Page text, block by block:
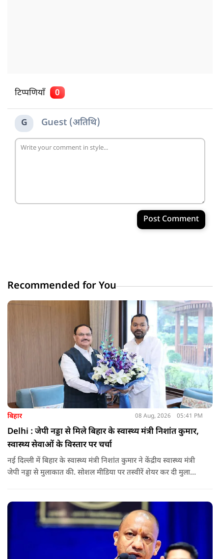
टिप्पणियाँ 0
G Guest (अतिथि)
Post Comment
Recommended for You
बिहार 08 Aug, 2026 05:41 PM
Delhi : जेपी नड्डा से मिले बिहार के स्वास्थ्य मंत्री निशांत कुमार,
स्वास्थ्य सेवाओं के विस्तार पर चर्चा
नई दिल्ली में बिहार के स्वास्थ्य मंत्री निशांत कुमार ने केंद्रीय स्वास्थ्य मंत्री
जेपी नड्डा से मुलाकात की. सोशल मीडिया पर तस्वीरें शेयर कर दी मुलाकात